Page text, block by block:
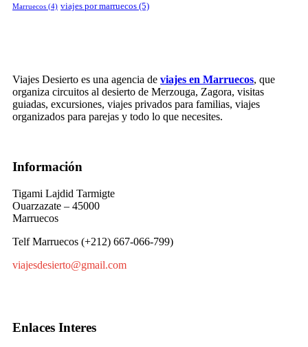
Marruecos (4) viajes por marruecos (5)
Viajes Desierto es una agencia de viajes en Marruecos, que
organiza circuitos al desierto de Merzouga, Zagora, visitas
guiadas, excursiones, viajes privados para familias, viajes
organizados para parejas y todo lo que necesites.
Información
Tigami Lajdid Tarmigte
Ouarzazate – 45000
Marruecos
Telf Marruecos (+212) 667-066-799)
viajesdesierto@gmail.com
Enlaces Interes